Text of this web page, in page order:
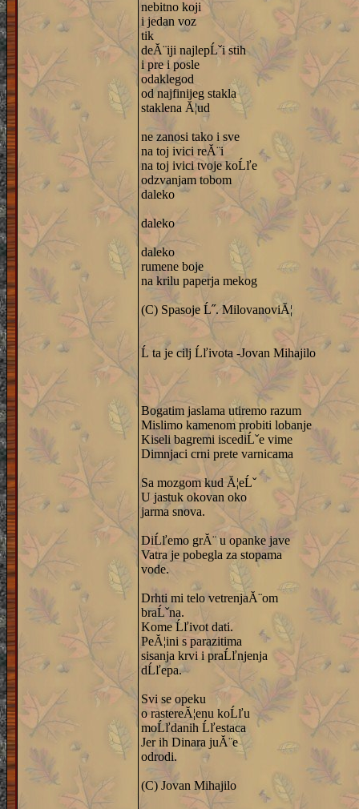
nebitno koji
i jedan voz
tik
deĂ¨iji najlepĹˇi stih
i pre i posle
odaklegod
od najfinijeg stakla
staklena Ă¦ud
ne zanosi tako i sve
na toj ivici reĂ¨i
na toj ivici tvoje koĹľe
odzvanjam tobom
daleko
daleko
daleko
rumene boje
na krilu paperja mekog
(C) Spasoje Ĺ˝. MilovanoviĂ¦
Ĺ ta je cilj Ĺľivota -Jovan Mihajilo
Bogatim jaslama utiremo razum
Mislimo kamenom probiti lobanje
Kiseli bagremi iscediĹˇe vime
Dimnjaci crni prete varnicama
Sa mozgom kud Ă¦eĹˇ
U jastuk okovan oko
jarma snova.
DiĹľemo grĂ¨ u opanke jave
Vatra je pobegla za stopama
vode.
Drhti mi telo vetrenjaĂ¨om
braĹˇna.
Kome Ĺľivot dati.
PeĂ¦ini s parazitima
sisanja krvi i praĹľnjenja
dĹľepa.
Svi se opeku
o rastereĂ¦enu koĹľu
moĹľdanih Ĺľestaca
Jer ih Dinara juĂ¨e
odrodi.
(C) Jovan Mihajilo